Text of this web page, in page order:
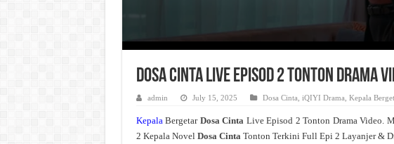
Dosa Cinta Live Episod 2 Tonton Drama
admin July 15, 2025 Dosa Cinta iQIYI Drama Kepala
KepalaBergetar Dosa Cinta Live Episod 2 Tonton Drama Video.
2 Kepala NovelDosa Cinta Tonton Terkini Full Epi 2 Layanjer &